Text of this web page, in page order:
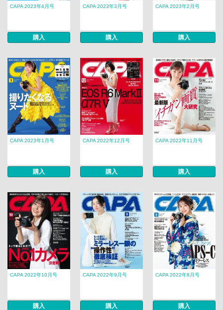
CAPA 2023年4月号
購入
CAPA 2023年3月号
購入
CAPA 2023年2月号
購入
CAPA 2023年1月号
購入
CAPA 2022年12月号
購入
CAPA 2022年11月号
購入
CAPA 2022年10月号
購入
CAPA 2022年9月号
購入
CAPA 2022年8月号
購入